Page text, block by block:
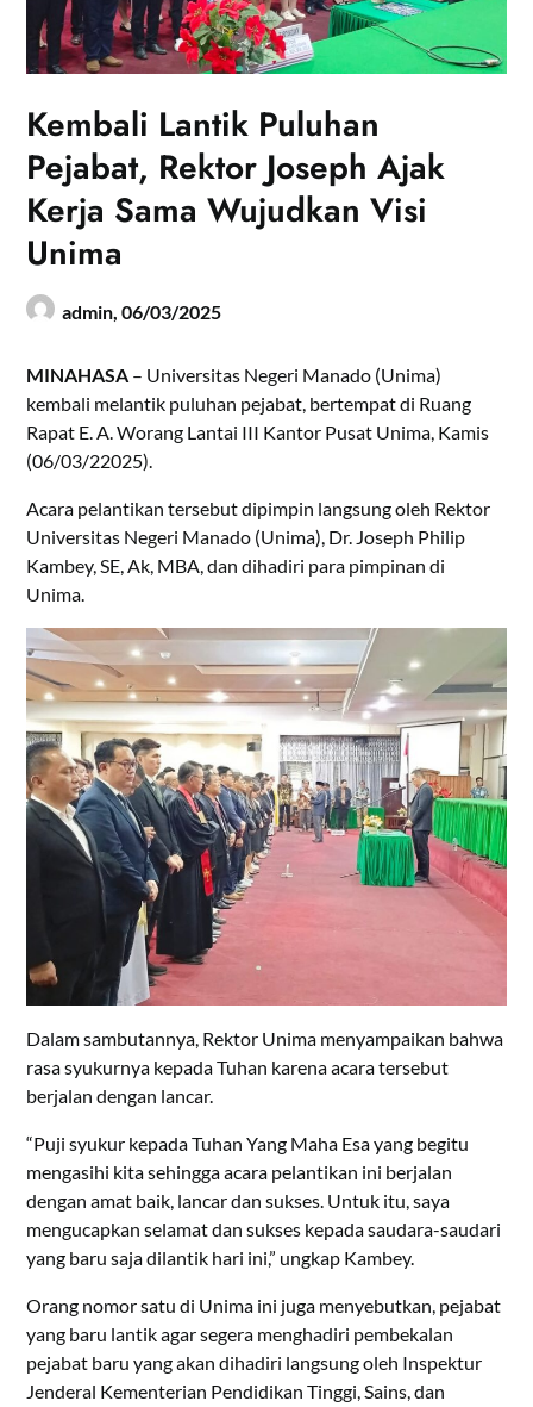
Kembali Lantik Puluhan
Pejabat, Rektor Joseph Ajak
Kerja Sama Wujudkan Visi
Unima
admin,06/03/2025
MINAHASA – Universitas Negeri Manado (Unima)
kembali melantik puluhan pejabat, bertempat di Ruang
Rapat E. A. Worang Lantai III Kantor Pusat Unima, Kamis
(06/03/22025).
Acara pelantikan tersebut dipimpin langsung oleh Rektor
Universitas Negeri Manado (Unima), Dr. Joseph Philip
Kambey, SE, Ak, MBA, dan dihadiri para pimpinan di
Unima.
Dalam sambutannya, Rektor Unima menyampaikan bahwa
rasa syukurnya kepada Tuhan karena acara tersebut
berjalan dengan lancar.
“Puji syukur kepada Tuhan Yang Maha Esa yang begitu
mengasihi kita sehingga acara pelantikan ini berjalan
dengan amat baik, lancar dan sukses. Untuk itu, saya
mengucapkan selamat dan sukses kepada saudara-saudari
yang baru saja dilantik hari ini,” ungkap Kambey.
Orang nomor satu di Unima ini juga menyebutkan, pejabat
yang baru lantik agar segera menghadiri pembekalan
pejabat baru yang akan dihadiri langsung oleh Inspektur
Jenderal Kementerian Pendidikan Tinggi, Sains, dan